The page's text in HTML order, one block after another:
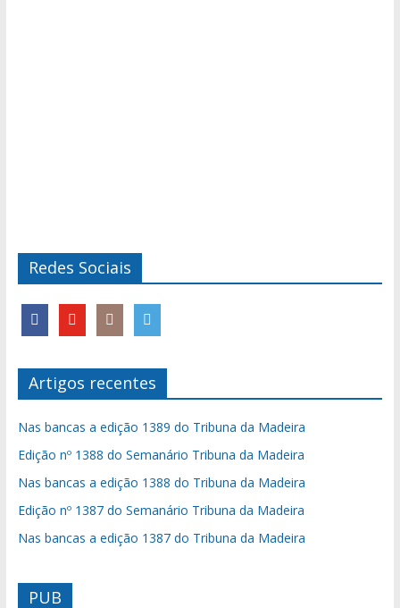
Redes Sociais
Artigos recentes
Nas bancas a edição 1389 do Tribuna da Madeira
Edição nº 1388 do Semanário Tribuna da Madeira
Nas bancas a edição 1388 do Tribuna da Madeira
Edição nº 1387 do Semanário Tribuna da Madeira
Nas bancas a edição 1387 do Tribuna da Madeira
PUB